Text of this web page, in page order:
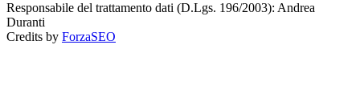
Responsabile del trattamento dati (D.Lgs. 196/2003): Andrea
Duranti
Credits by ForzaSEO